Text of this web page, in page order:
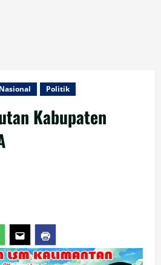
Nasional Politik
Kabupaten